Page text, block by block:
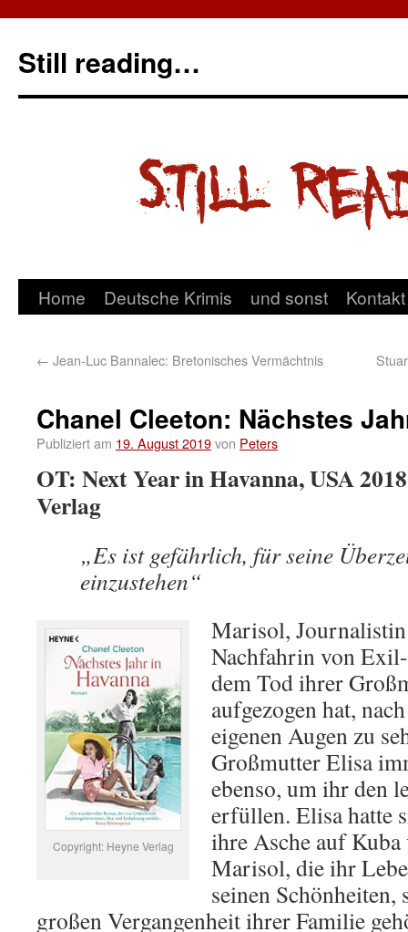
Still reading…
Home Deutsche Krimis und sonst Kontakt
← Jean-Luc Bannalec: Bretonisches Vermächtnis
Chanel Cleeton: Nächstes
Publiziert am 19. August 2019von Peters
OT: Next Year in Havanna, USA
Verlag
„Es ist gefährlich, für seine
einzustehen“
Copyright: Heyne Verlag
Marisol,
Nachfahrin von
dem Tod ihrer
aufgezogen hat,
eigenen Augen zu
Großmutter Elisa
ebenso, um ihr den
erfüllen. Elisa hatte
ihre Asche auf Kuba
Marisol, die ihr
seinen Schönheiten,
großen Vergangenheit ihrer Familie